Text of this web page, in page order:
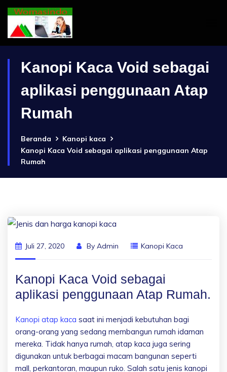
Kanopi Kaca Void sebagai
aplikasi penggunaan Atap
Rumah
Beranda
Kanopi kaca
Kanopi Kaca Void sebagai aplikasi penggunaan Atap
Rumah
Juli 27, 2020 By Admin Kanopi Kaca
Kanopi Kaca Void sebagai
aplikasi penggunaan Atap Rumah.
Kanopi atap kaca saat ini menjadi kebutuhan bagi
orang-orang yang sedang membangun rumah idaman
mereka. Tidak hanya rumah, atap kaca juga sering
digunakan untuk berbagai macam bangunan seperti
mall, perkantoran, maupun ruko. Salah satu jenis kanopi